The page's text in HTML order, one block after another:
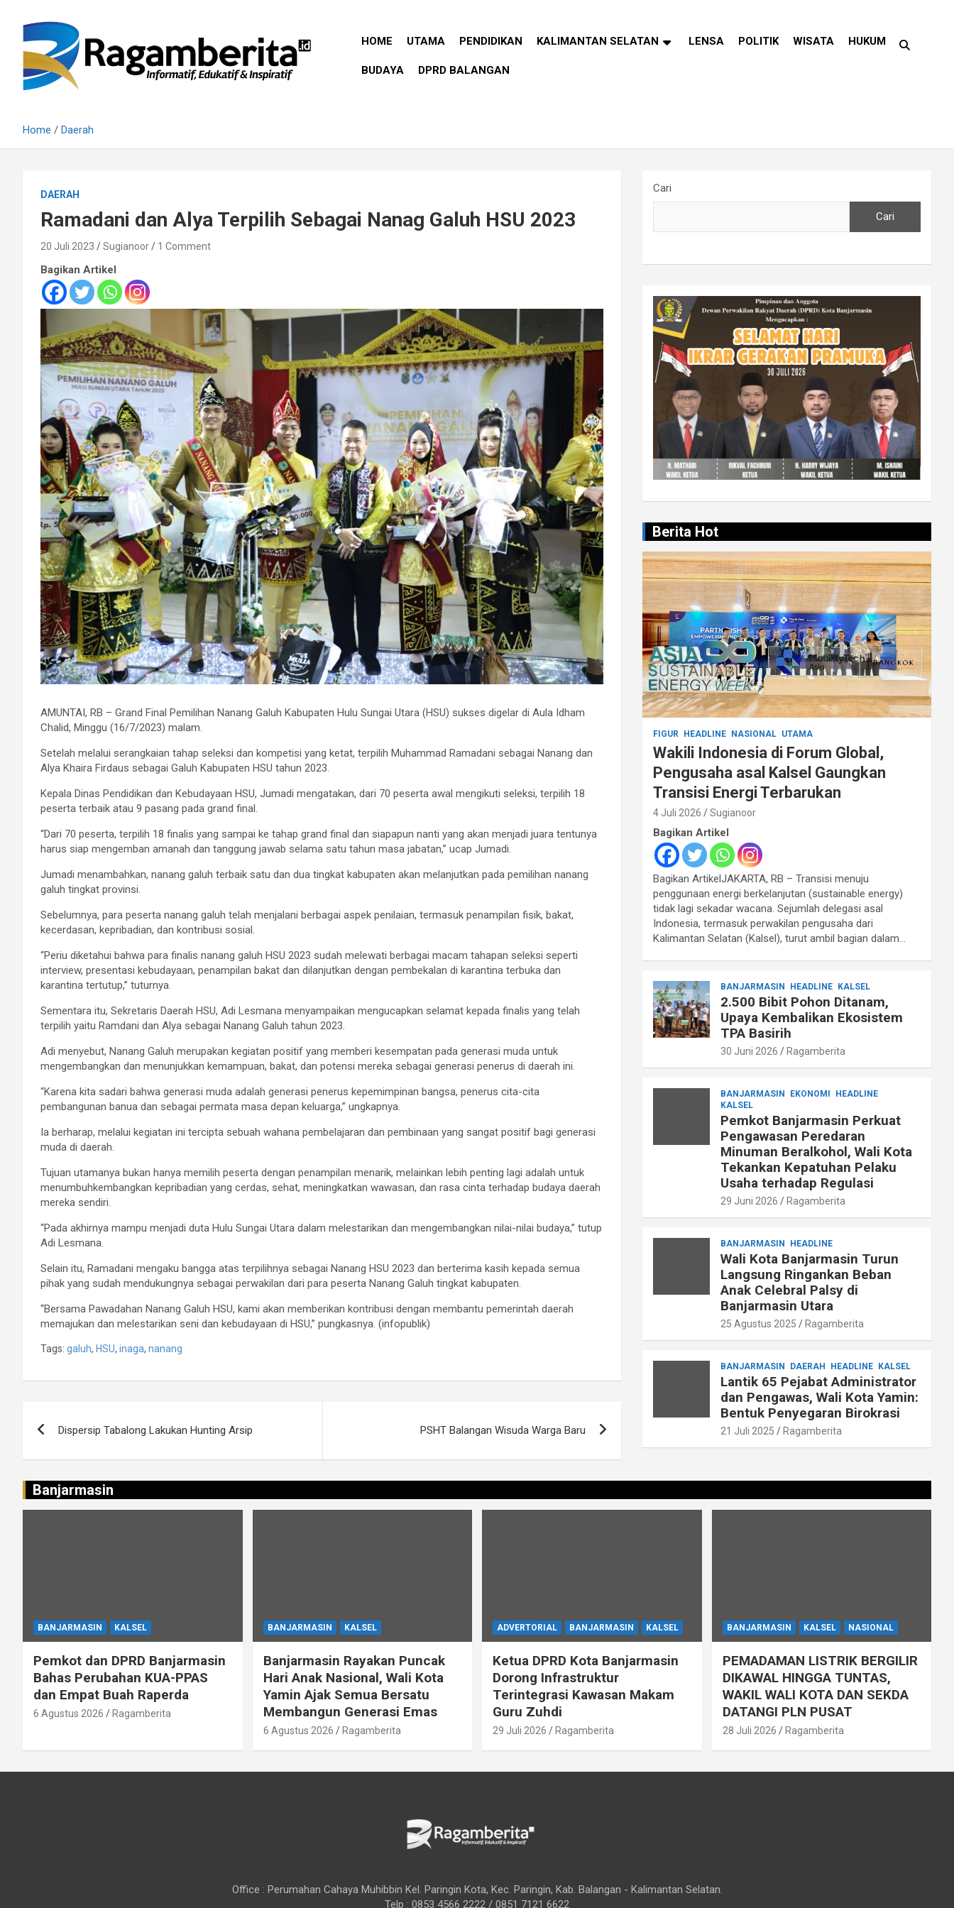
HOME UTAMA PENDIDIKAN KALIMANTAN SELATAN LENSA POLITIK WISATA HUKUM
BUDAYA DPRD BALANGAN
Home Daerah
DAERAH
Ramadani dan Alya Terpilih Sebagai Nanag Galuh HSU 2023
20 Juli 2023 Sugianoor 1 Comment
Bagikan Artikel
AMUNTAI, RB – Grand Final Pemilihan Nanang Galuh Kabupaten Hulu Sungai Utara (HSU) sukses digelar di Aula Idham
Chalid, Minggu (16/7/2023) malam.
Setelah melalui serangkaian tahap seleksi dan kompetisi yang ketat, terpilih Muhammad Ramadani sebagai Nanang dan
Alya Khaira Firdaus sebagai Galuh Kabupaten HSU tahun 2023.
Kepala Dinas Pendidikan dan Kebudayaan HSU, Jumadi mengatakan, dari 70 peserta awal mengikuti seleksi, terpilih 18
peserta terbaik atau 9 pasang pada grand final.
“Dari 70 peserta, terpilih 18 finalis yang sampai ke tahap grand final dan siapapun nanti yang akan menjadi juara tentunya
harus siap mengemban amanah dan tanggung jawab selama satu tahun masa jabatan,” ucap Jumadi.
Jumadi menambahkan, nanang galuh terbaik satu dan dua tingkat kabupaten akan melanjutkan pada pemilihan nanang
galuh tingkat provinsi.
Sebelumnya, para peserta nanang galuh telah menjalani berbagai aspek penilaian, termasuk penampilan fisik, bakat,
kecerdasan, kepribadian, dan kontribusi sosial.
“Periu diketahui bahwa para finalis nanang galuh HSU 2023 sudah melewati berbagai macam tahapan seleksi seperti
interview, presentasi kebudayaan, penampilan bakat dan dilanjutkan dengan pembekalan di karantina terbuka dan
karantina tertutup,” tuturnya.
Sementara itu, Sekretaris Daerah HSU, Adi Lesmana menyampaikan mengucapkan selamat kepada finalis yang telah
terpilih yaitu Ramdani dan Alya sebagai Nanang Galuh tahun 2023.
Adi menyebut, Nanang Galuh merupakan kegiatan positif yang memberi kesempatan pada generasi muda untuk
mengembangkan dan menunjukkan kemampuan, bakat, dan potensi mereka sebagai generasi penerus di daerah ini.
“Karena kita sadari bahwa generasi muda adalah generasi penerus kepemimpinan bangsa, penerus cita-cita
pembangunan banua dan sebagai permata masa depan keluarga,” ungkapnya.
Ia berharap, melalui kegiatan ini tercipta sebuah wahana pembelajaran dan pembinaan yang sangat positif bagi generasi
muda di daerah.
Tujuan utamanya bukan hanya memilih peserta dengan penampilan menarik, melainkan lebih penting lagi adalah untuk
menumbuhkembangkan kepribadian yang cerdas, sehat, meningkatkan wawasan, dan rasa cinta terhadap budaya daerah
mereka sendiri.
“Pada akhirnya mampu menjadi duta Hulu Sungai Utara dalam melestarikan dan mengembangkan nilai-nilai budaya,” tutup
Adi Lesmana.
Selain itu, Ramadani mengaku bangga atas terpilihnya sebagai Nanang HSU 2023 dan berterima kasih kepada semua
pihak yang sudah mendukungnya sebagai perwakilan dari para peserta Nanang Galuh tingkat kabupaten.
“Bersama Pawadahan Nanang Galuh HSU, kami akan memberikan kontribusi dengan membantu pemerintah daerah
memajukan dan melestarikan seni dan kebudayaan di HSU,” pungkasnya. (infopublik)
Tags: galuh, HSU, inaga, nanang
Dispersip Tabalong Lakukan Hunting Arsip PSHT Balangan Wisuda Warga Baru
Cari
Cari
Berita Hot
FIGUR HEADLINE NASIONAL UTAMA
Wakili Indonesia di Forum Global,
Pengusaha asal Kalsel Gaungkan
Transisi Energi Terbarukan
4 Juli 2026 Sugianoor
Bagikan Artikel
Bagikan ArtikelJAKARTA, RB – Transisi menuju
penggunaan energi berkelanjutan (sustainable energy)
tidak lagi sekadar wacana. Sejumlah delegasi asal
Indonesia, termasuk perwakilan pengusaha dari
Kalimantan Selatan (Kalsel), turut ambil bagian dalam…
BANJARMASIN HEADLINE KALSEL
2.500 Bibit Pohon Ditanam,
Upaya Kembalikan Ekosistem
TPA Basirih
30 Juni 2026 Ragamberita
BANJARMASIN EKONOMI
HEADLINE
KALSEL
Pemkot Banjarmasin Perkuat
Pengawasan Peredaran
Minuman Beralkohol, Wali Kota
Tekankan Kepatuhan Pelaku
Usaha terhadap Regulasi
29 Juni 2026 Ragamberita
BANJARMASIN HEADLINE
Wali Kota Banjarmasin Turun
Langsung Ringankan Beban
Anak Celebral Palsy di
Banjarmasin Utara
25 Agustus 2025 Ragamberita
BANJARMASIN DAERAH HEADLINE KALSEL
Lantik 65 Pejabat Administrator
dan Pengawas, Wali Kota Yamin:
Bentuk Penyegaran Birokrasi
21 Juli 2025 Ragamberita
Banjarmasin
BANJARMASIN KALSEL
Pemkot dan DPRD Banjarmasin
Bahas Perubahan KUA-PPAS
dan Empat Buah Raperda
6 Agustus 2026 Ragamberita
BANJARMASIN KALSEL
Banjarmasin Rayakan Puncak
Hari Anak Nasional, Wali Kota
Yamin Ajak Semua Bersatu
Membangun Generasi Emas
6 Agustus 2026 Ragamberita
ADVERTORIAL BANJARMASIN KALSEL
Ketua DPRD Kota Banjarmasin
Dorong Infrastruktur
Terintegrasi Kawasan Makam
Guru Zuhdi
29 Juli 2026 Ragamberita
BANJARMASIN KALSEL NASIONAL
PEMADAMAN LISTRIK BERGILIR
DIKAWAL HINGGA TUNTAS,
WAKIL WALI KOTA DAN SEKDA
DATANGI PLN PUSAT
28 Juli 2026 Ragamberita
Office : Perumahan Cahaya Muhibbin Kel. Paringin Kota, Kec. Paringin, Kab. Balangan - Kalimantan Selatan.
Telp : 0853 4566 2222 / 0851 7121 6622